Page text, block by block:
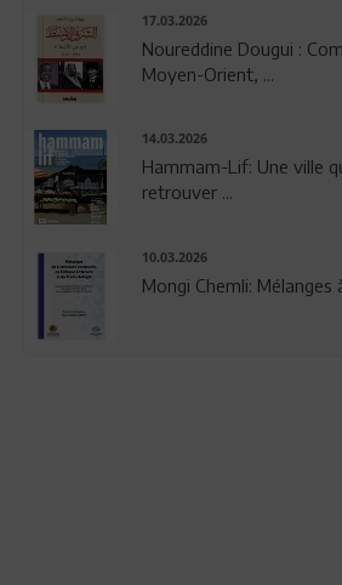
17.03.2026
Noureddine Dougui :
Moyen-Orient, ...
14.03.2026
Hammam-Lif: Une ville
retrouver ...
10.03.2026
Mongi Chemli: Mélanges